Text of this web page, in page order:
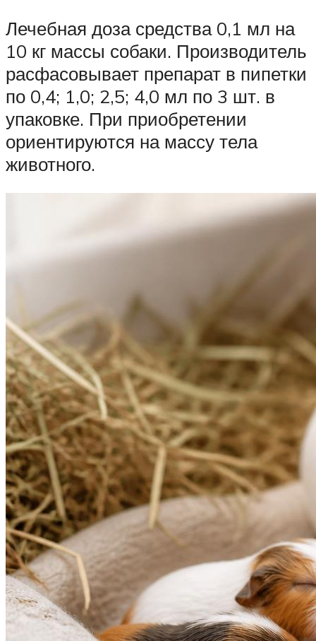
Лечебная доза средства 0,1 мл на
10 кг массы собаки. Производитель
расфасовывает препарат в пипетки
по 0,4; 1,0; 2,5; 4,0 мл по 3 шт. в
упаковке. При приобретении
ориентируются на массу тела
животного.